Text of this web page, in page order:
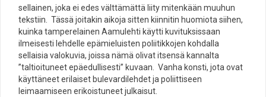
sellainen, joka ei edes välttämättä liity mitenkään muuhun
tekstiin. Tässä joitakin aikoja sitten kiinnitin huomiota siihen,
kuinka tamperelainen Aamulehti käytti kuvituksissaan
ilmeisesti lehdelle epämieluisten poliitikkojen kohdalla
sellaisia valokuvia, joissa nämä olivat itsensä kannalta
”taltioituneet epäedullisesti” kuvaan. Vanha konsti, jota ovat
käyttäneet erilaiset bulevardilehdet ja poliittiseen
leimaamiseen erikoistuneet julkaisut.